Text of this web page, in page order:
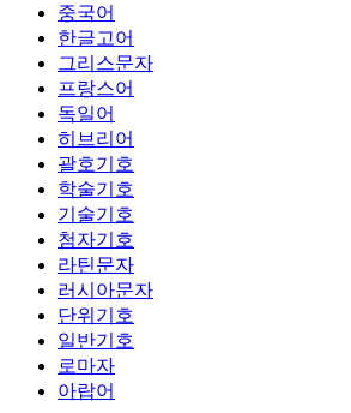
중국어
한글고어
그리스문자
프랑스어
독일어
히브리어
괄호기호
학술기호
기술기호
첨자기호
라틴문자
러시아문자
단위기호
일반기호
로마자
아랍어